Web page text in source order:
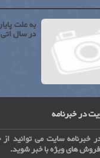
به علت
در سال
در خبرنامه
خبرنامه سایت می توانید
های ویژه با خبر شوید.